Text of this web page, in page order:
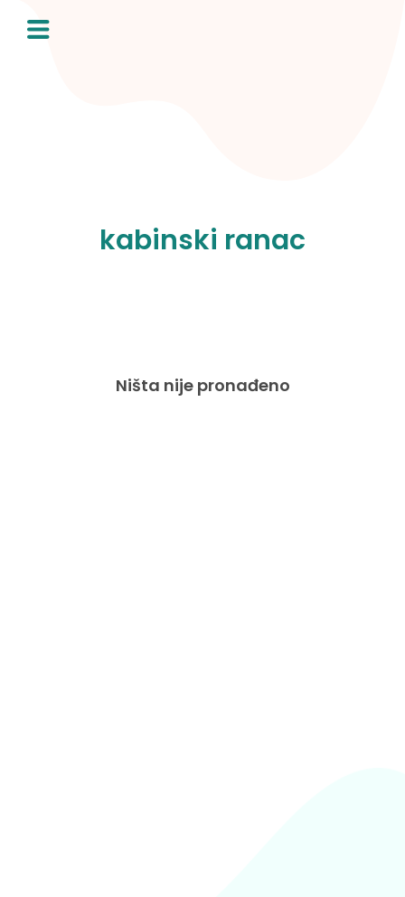
content
kabinski ranac
Ništa nije pronađeno